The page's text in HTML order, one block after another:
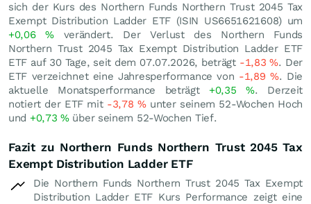
sich der Kurs des Northern Funds Northern Trust 2045 Tax
Exempt Distribution Ladder ETF (ISIN US6651621608) um
+0,06%verändert. Der Verlust des Northern Funds
Northern Trust 2045 Tax Exempt Distribution Ladder ETF
ETF auf 30 Tage, seit dem 07.07.2026, beträgt -1,83%. Der
ETF verzeichnet eine Jahresperformance von -1,89%. Die
aktuelle Monatsperformance beträgt +0,35%. Derzeit
notiert der ETF mit -3,78 %unter seinem 52-Wochen Hoch
und +0,73%über seinem 52-Wochen Tief.
Fazit zu Northern Funds Northern Trust 2045 Tax
Exempt Distribution Ladder ETF
Die Northern Funds Northern Trust 2045 Tax Exempt
Distribution Ladder ETF Kurs Performance zeigt eine